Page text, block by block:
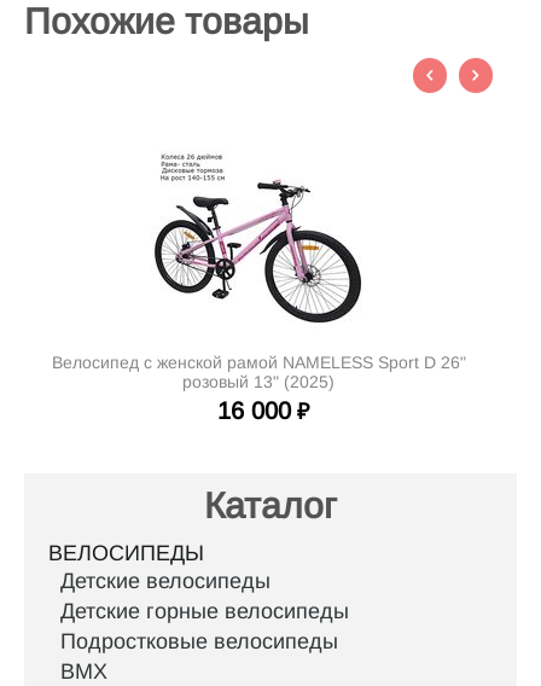
Похожие товары
Велосипед с женской рамой NAMELESS Sport D 26"
розовый 13" (2025)
16 000 ₽
Каталог
ВЕЛОСИПЕДЫ
Детские велосипеды
Детские горные велосипеды
Подростковые велосипеды
BMX